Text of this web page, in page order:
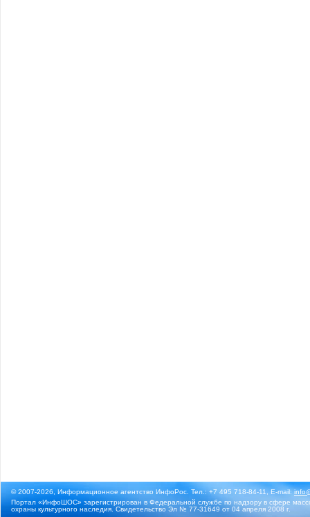
© 2007-2026, Информационное агентство ИнфоРос. Тел.: +7 495 718-84-11, E-mail:
Портал «ИнфоШОС» зарегистрирован в Федеральной службе по надзору в сфере
охраны культурного наследия. Свидетельство Эл № 77-31649 от 04 апреля 2008 г.